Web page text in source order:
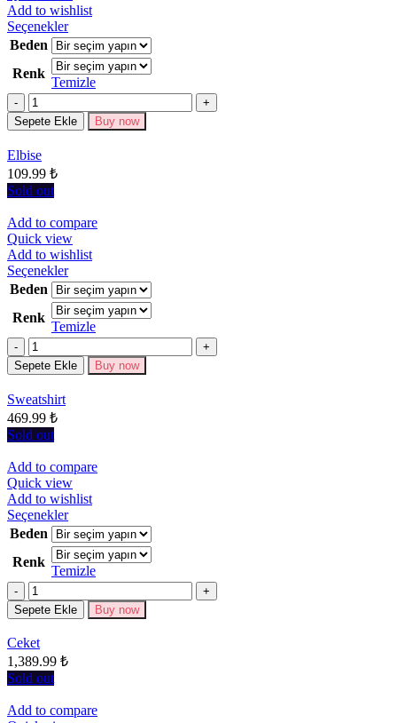
Add to wishlist
SeçeneklerBu
ürünün
birden
fazla
varyasyonu
Seçenekler
Beden
Renk
Temizle
Miktar
Sepete Ekle Buy now
Elbise
109.99 ₺
Sold out
Add to compare
Quick view
Add to wishlist
SeçeneklerBu
ürünün
birden
fazla
varyasyonu
Seçenekler
Beden
Renk
Temizle
Miktar
Sepete Ekle Buy now
Sweatshirt
469.99 ₺
Sold out
Add to compare
Quick view
Add to wishlist
SeçeneklerBu
ürünün
birden
fazla
varyasyonu
Seçenekler
seçilebilir
Beden
Renk
Temizle
Miktar
Sepete Ekle Buy now
Ceket
1,389.99 ₺
Sold out
Add to compare